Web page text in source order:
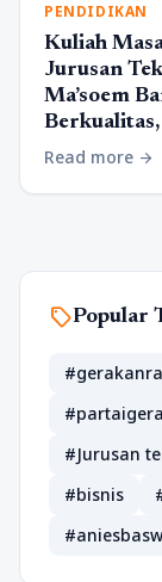
PENDIDIKAN
Kuliah
Jurusan
Ma’soem
Read more arrow_forward
sellPopular
#Jurusan
#bisnis